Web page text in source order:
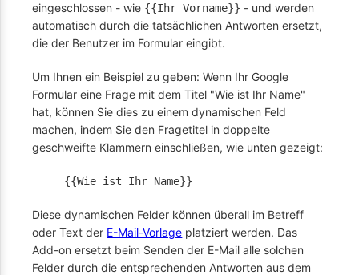
eingeschlossen - wie {{Ihr Vorname}} - und werden
automatisch durch die tatsächlichen Antworten ersetzt,
die der Benutzer im Formular eingibt.
Um Ihnen ein Beispiel zu geben: Wenn Ihr Google
Formular eine Frage mit dem Titel "Wie ist Ihr Name"
hat, können Sie dies zu einem dynamischen Feld
machen, indem Sie den Fragetitel in doppelte
geschweifte Klammern einschließen, wie unten gezeigt:
{{Wie ist Ihr Name}}
Diese dynamischen Felder können überall im Betreff
oder Text der E-Mail-Vorlage platziert werden. Das
Add-on ersetzt beim Senden der E-Mail alle solchen
Felder durch die entsprechenden Antworten aus dem